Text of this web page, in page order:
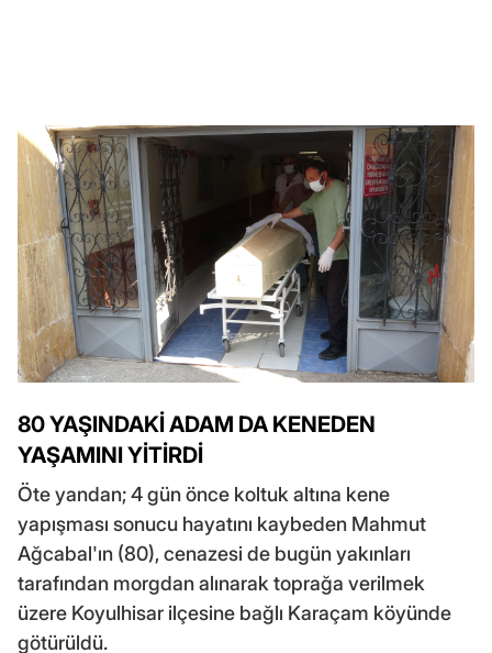
80 YAŞINDAKİ ADAM DA KENEDEN
YAŞAMINI YİTİRDİ
Öte yandan; 4 gün önce koltuk altına kene
yapışması sonucu hayatını kaybeden Mahmut
Ağcabal'ın (80), cenazesi de bugün yakınları
tarafından morgdan alınarak toprağa verilmek
üzere Koyulhisar ilçesine bağlı Karaçam köyünde
götürüldü.